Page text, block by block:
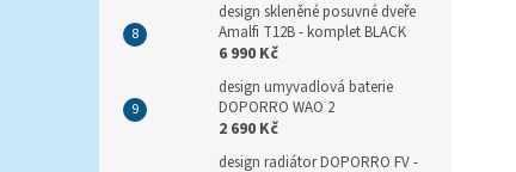
design skleněné posuvné dveře
Amalfi T12B - komplet BLACK
6 990 Kč
design umyvadlová baterie
DOPORRO WAO 2
2 690 Kč
design radiátor DOPORRO FV -